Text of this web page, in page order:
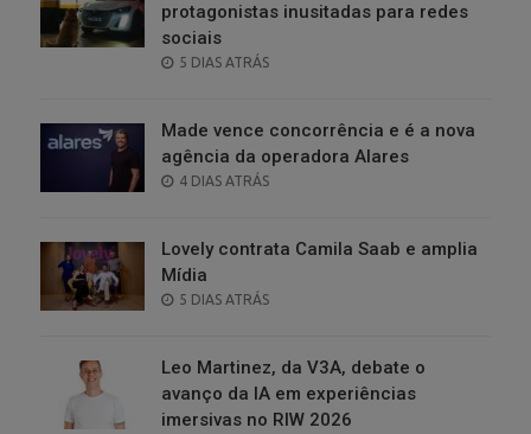
protagonistas inusitadas para redes
sociais
POSTED
5 DIAS ATRÁS
Made vence concorrência e é a nova
agência da operadora Alares
POSTED
4 DIAS ATRÁS
Lovely contrata Camila Saab e amplia
Mídia
POSTED
5 DIAS ATRÁS
Leo Martinez, da V3A, debate o
avanço da IA em experiências
imersivas no RIW 2026